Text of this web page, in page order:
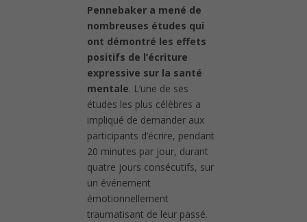
Pennebaker a mené de
nombreuses études qui
ont démontré les effets
positifs de l’écriture
expressive sur la santé
mentale. L’une de ses
études les plus célèbres a
impliqué de demander aux
participants d’écrire, pendant
20 minutes par jour, durant
quatre jours consécutifs, sur
un événement
émotionnellement
traumatisant de leur passé.